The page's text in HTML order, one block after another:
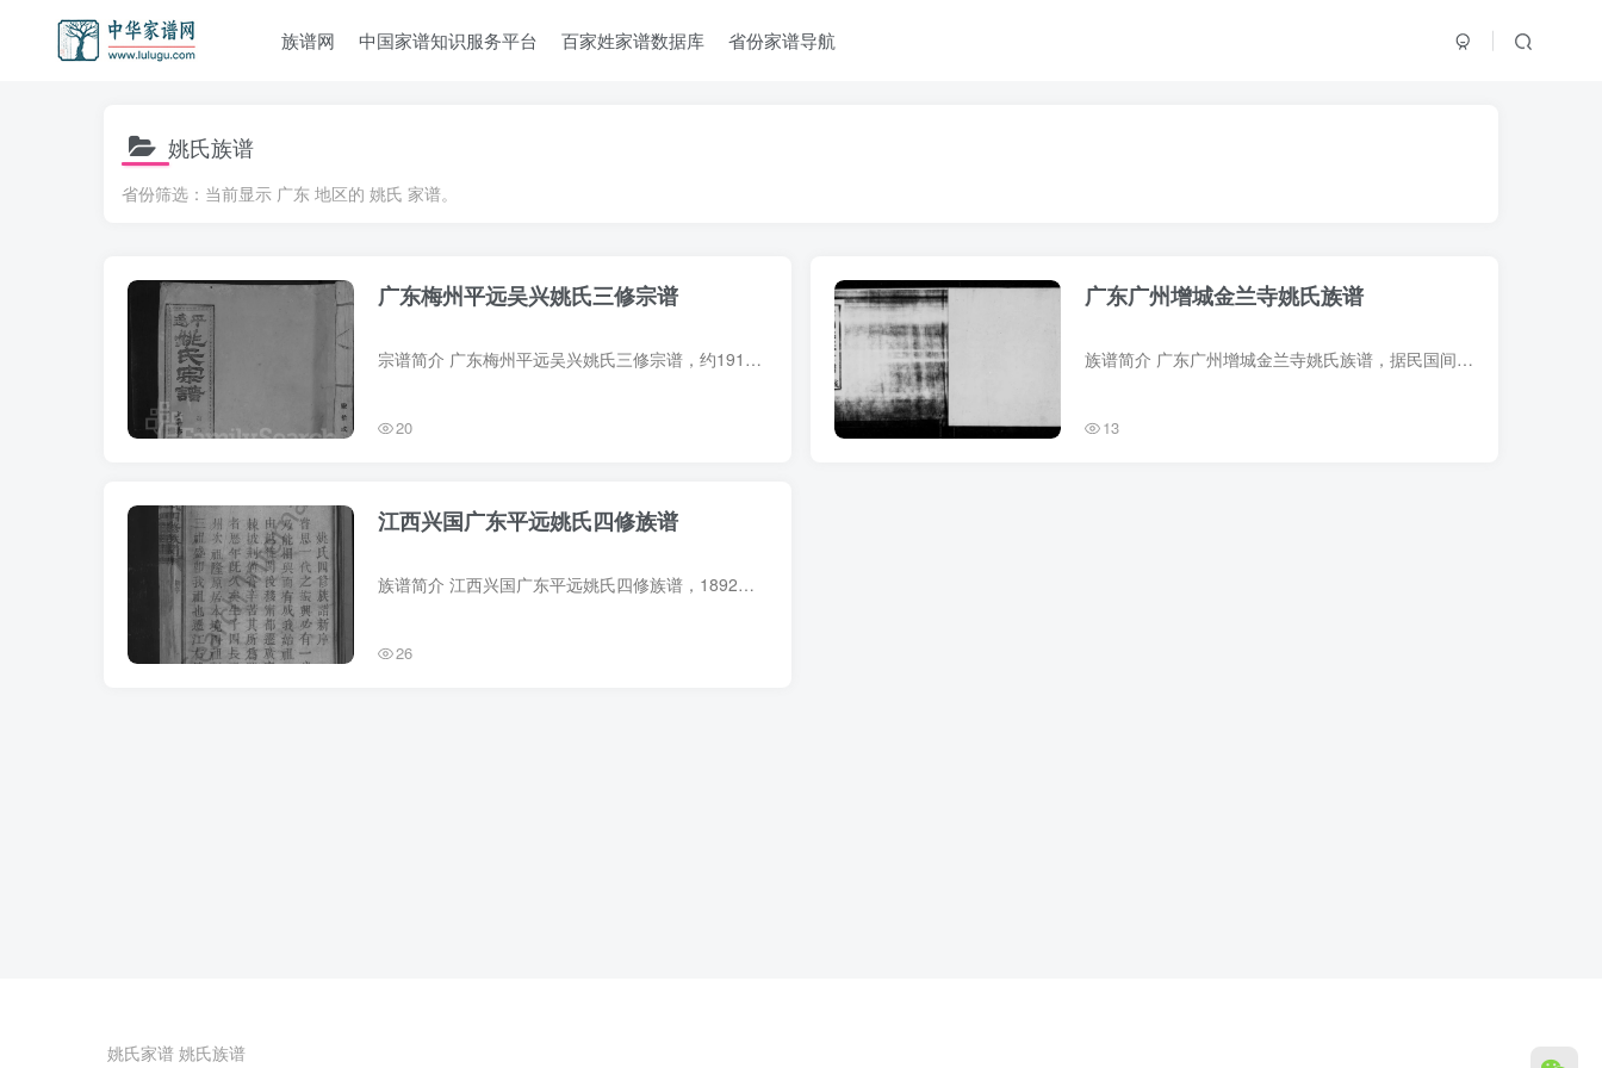
族谱网 中国家谱知识服务平台 百家姓家谱数据库 省份家谱导航
姚氏族谱
省份筛选：当前显示 广东 地区的 姚氏 家谱。
广东梅州平远吴兴姚氏三修宗谱
宗谱简介 广东梅州平远吴兴姚氏三修宗谱，约1917年（民国6年）纂修，16册。残本。始迁祖姚景清，字念一，谥贞定侃毅，宋末由福建莆田徙宁化，任梅州驿，后休官立籍于韩莆之均田。子四：姚祖德、...
20
广东广州增城金兰寺姚氏族谱
族谱简介 广东广州增城金兰寺姚氏族谱，据民国间抄本复印，1册。始祖姚宗卿，号印岩，宋代人。始迁祖姚念十，宋代人。 族谱部分预览 电子版PDF网盘下载
13
江西兴国广东平远姚氏四修族谱
族谱简介 江西兴国广东平远姚氏四修族谱，1892年（光绪18年）姚凤翔、姚善余等纂修，3册。始祖姚景清，谥贞定，宋时由福建宁化任广东梅州驿，后因变乱休官承甸立籍于平远县韩莆均田。姚景清生子...
26
姚氏家谱 姚氏族谱